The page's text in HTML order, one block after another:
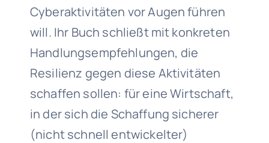
Cyberaktivitäten vor Augen führen
will. Ihr Buch schließt mit konkreten
Handlungsempfehlungen, die
Resilienz gegen diese Aktivitäten
schaffen sollen: für eine Wirtschaft,
in der sich die Schaffung sicherer
(nicht schnell entwickelter)